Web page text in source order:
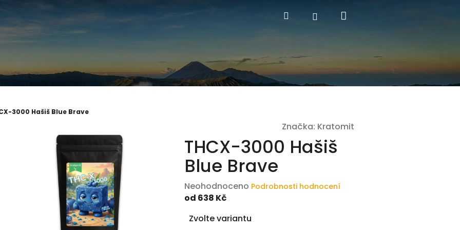
HledatPřihlášení
3000 Hašiš Blue Brave
Značka: Kratomit
THCX-3000 Hašiš
Blue Brave
Průměrné
hodnocení
je
Neohodnoceno Podrobnosti hodnocení
od 638 Kč
cena:
Zvolte variantu